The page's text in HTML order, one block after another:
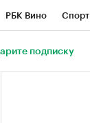
РБК Вино Спорт
подписку